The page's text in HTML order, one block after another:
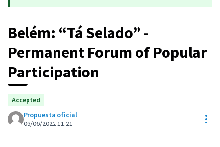
Belém: “Tá Selado” -
Permanent Forum of Popular
Participation
Accepted
Propuesta oficial
06/06/2022 11:21